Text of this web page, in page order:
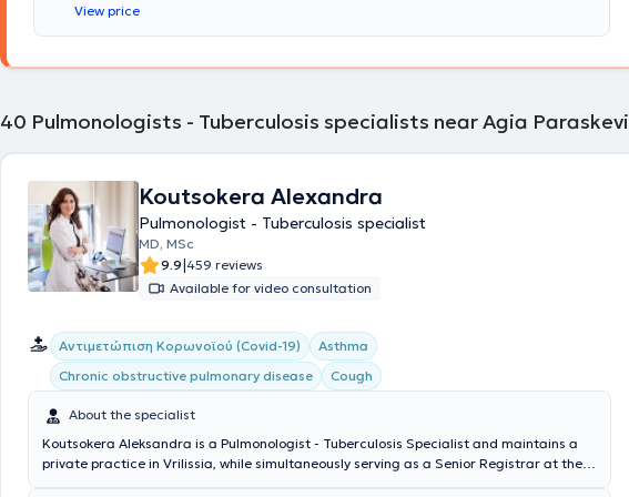
ΤΕΙ Αθηνών και Λέκτορας στο Τμήμα BioMedical Sciences του Μητροπολιτικού
Εταιρείες του Ιατρικού χώρου όπως η Ελληνική Εταιρεία Κλινικής Χημείας και η
Athens for COVID-19. Finally, in his clinic, he manages cases covering the entire
spectrum of pulmonology and tuberculosis, with a notable specialization in asthma,
View price
40 Pulmonologists - Tuberculosis specialists near Agia Paraskevi
Koutsokera Alexandra
Pulmonologist - Tuberculosis specialist
MD, MSc
9.9|459 reviews
Available for video consultation
Αντιμετώπιση Κορωνοϊού (Covid-19)
Asthma
Chronic obstructive pulmonary disease
Cough
About the specialist
Koutsokera Aleksandra is a Pulmonologist - Tuberculosis Specialist and maintains a
private practice in Vrilissia, while simultaneously serving as a Senior Registrar at the